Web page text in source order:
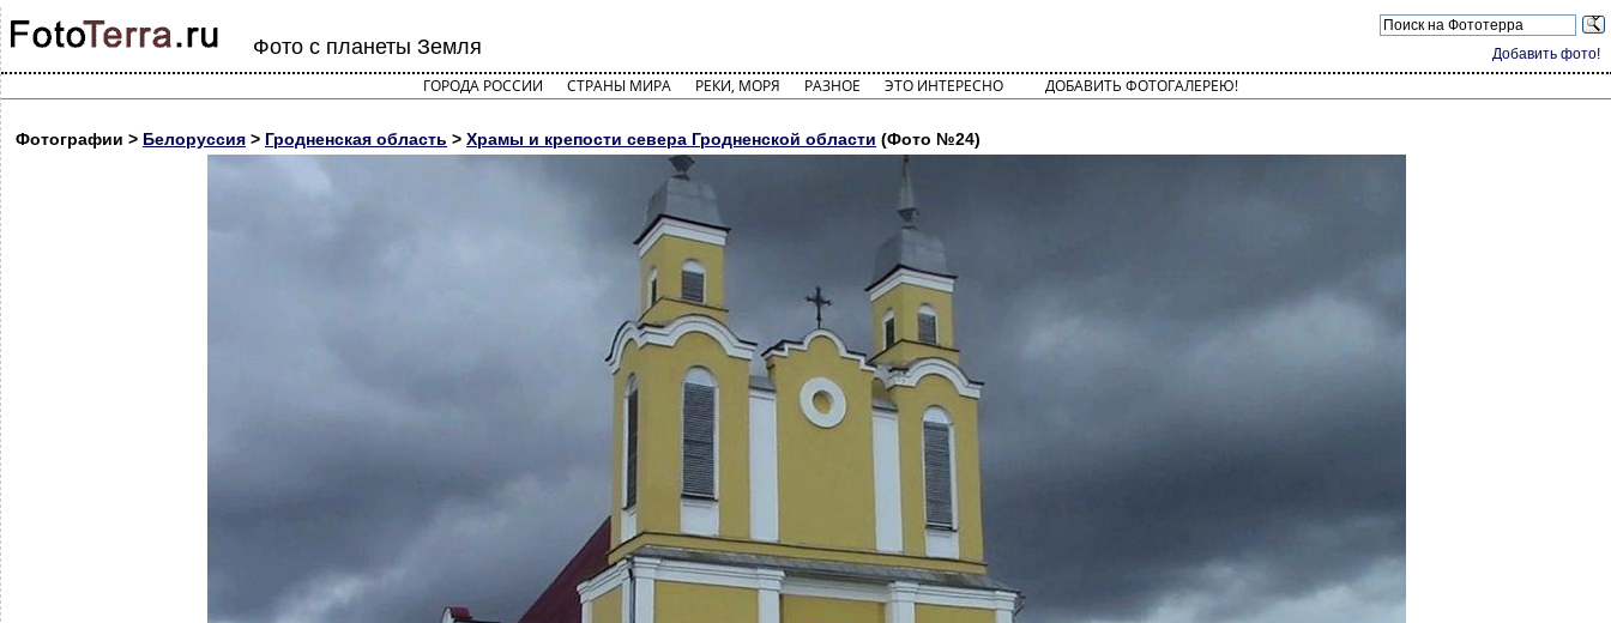
Добавить фото!
Фото с планеты Земля
ГОРОДА РОССИИ СТРАНЫ МИРА РЕКИ, МОРЯ РАЗНОЕ ЭТО ИНТЕРЕСНО ДОБАВИТЬ ФОТОГАЛЕРЕЮ!
Фотографии > Белоруссия > Гродненская область > Храмы и крепости севера Гродненской области (Фото №24)